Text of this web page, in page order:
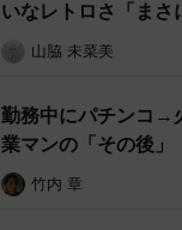
いなレトロさ「まさ
山脇 未菜美
勤務中にパチンコ→
業マンの「その後」
竹内 章